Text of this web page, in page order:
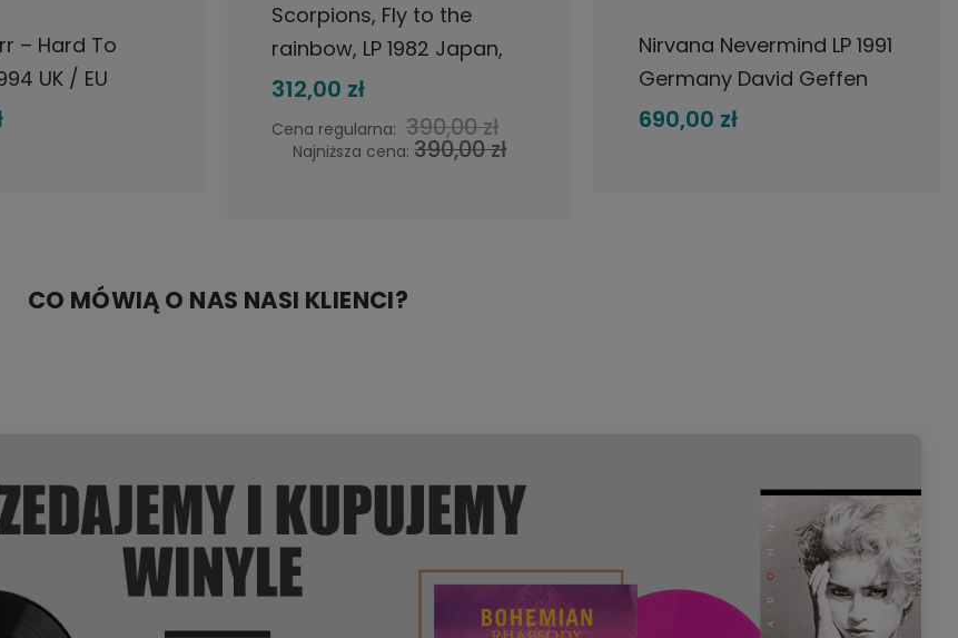
– Hard To
UK / EU
Scorpions, Fly to the
rainbow, LP 1982 Japan,
RCA, płyta winylowa
312,00 zł
Cena regularna: 390,00 zł
Najniższa cena:390,00 zł
Nirvana Nevermind LP 1991
Germany David Geffen
Company
690,00 zł
CO MÓWIĄ O NAS NASI KLIENCI?